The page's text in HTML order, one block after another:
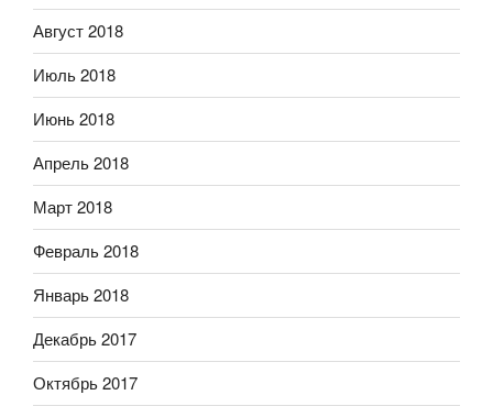
Август 2018
Июль 2018
Июнь 2018
Апрель 2018
Март 2018
Февраль 2018
Январь 2018
Декабрь 2017
Октябрь 2017